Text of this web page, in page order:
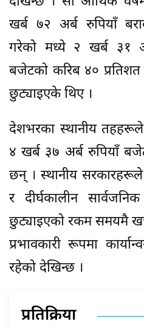
खर्ब ७२ अर्ब रुपियाँ
गरेको मध्ये २ खर्ब ३१
बजेटको करिब ४०
छुट्याइएके थिए ।
देशभरका स्थानीय
४ खर्ब ३७ अर्ब रुपियाँ
छन् । स्थानीय सरकारहरूले
र दीर्घकालीन
छुट्याइएको रकम समयमै
प्रभावकारी रूपमा
रहेको देखिन्छ ।
प्रतिक्रिया